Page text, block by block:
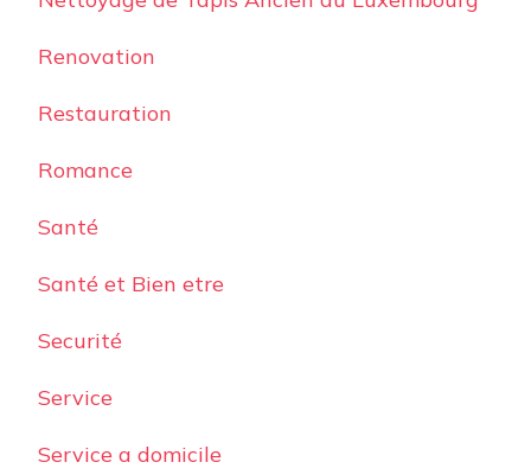
Renovation
Restauration
Romance
Santé
Santé et Bien etre
Securité
Service
Service a domicile